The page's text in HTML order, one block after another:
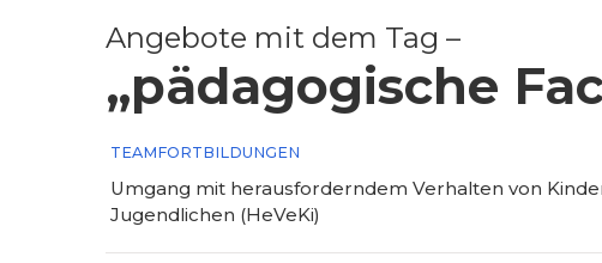
Angebote mit dem Tag –
„pädagogische
TEAMFORTBILDUNGEN
Umgang mit herausforderndem Verhalten von
Jugendlichen (HeVeKi)